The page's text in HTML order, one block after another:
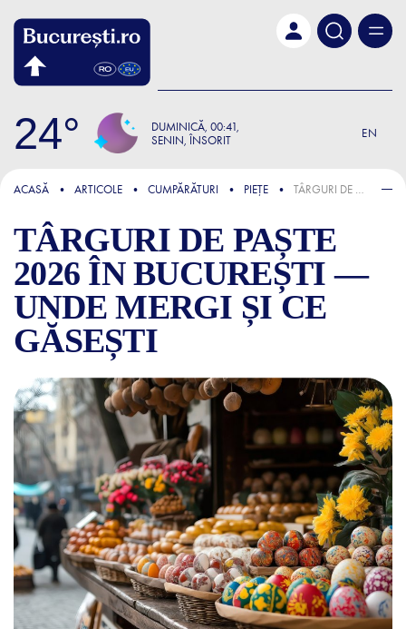
24 DUMINICĂ 00:41
SENIN, ÎNSORIT
EN
FOCUS
ACASĂ ARTICOLE CUMPĂRĂTURI PIEȚE TÂRGURI DE PAȘTE 2026 ÎN BUCUREȘTI — UNDE MERGI ȘI CE GĂSEȘTI
TÂRGURI DE PAȘTE
2026 ÎN BUCUREȘTI —
UNDE MERGI ȘI CE
GĂSEȘTI
TÂRGURI DE PAȘTE 2026